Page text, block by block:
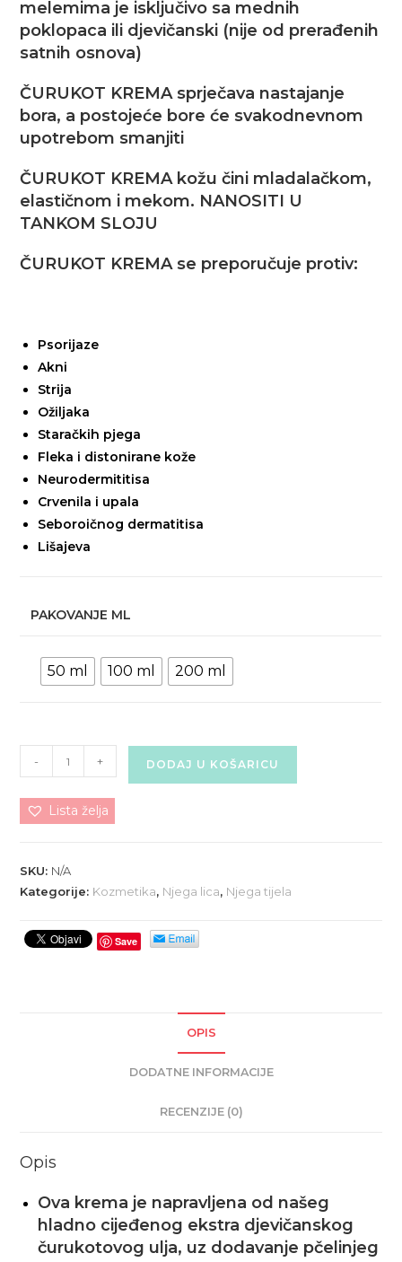
melemima je isključivo sa mednih
poklopaca ili djevičanski (nije od prerađenih
satnih osnova)
ČURUKOT KREMA sprječava nastajanje
bora, a postojeće bore će svakodnevnom
upotrebom smanjiti
ČURUKOT KREMA kožu čini mladalačkom,
elastičnom i mekom. NANOSITI U
TANKOM SLOJU
ČURUKOT KREMA se preporučuje protiv:
Psorijaze
Akni
Strija
Ožiljaka
Staračkih pjega
Fleka i distonirane kože
Neurodermititisa
Crvenila i upala
Seboroičnog dermatitisa
Lišajeva
PAKOVANJE ML
50 ml 100 ml 200 ml
ČURUKOT
KREMA
(Noćna-
uljana)
- + DODAJ U KOŠARICU
Lista želja
SKU: N/A
Kategorije: Kozmetika, Njega lica, Njega tijela
Save
OPIS
DODATNE INFORMACIJE
RECENZIJE (0)
Opis
Ova krema je napravljena od našeg
hladno cijeđenog ekstra djevičanskog
čurukotovog ulja, uz dodavanje pčelinjeg